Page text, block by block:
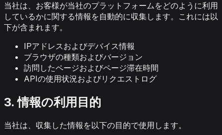
当社は、お客様が当社のプラットフォームをどのように利用
しているかに関する情報を自動的に収集します。これには以
下が含まれます。
IPアドレスおよびデバイス情報
ブラウザの種類およびバージョン
訪問したページおよびページ滞在時間
APIの使用状況およびリクエストログ
3. 情報の利用目的
当社は、収集した情報を以下の目的で使用します。